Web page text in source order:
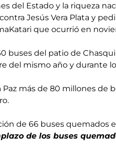
del Estado y la riqueza
Jesús Vera Plata y
que ocurrió en
buses del patio de
del mismo año y durante
más de 80 millones de
de 66 buses quemados
de los buses